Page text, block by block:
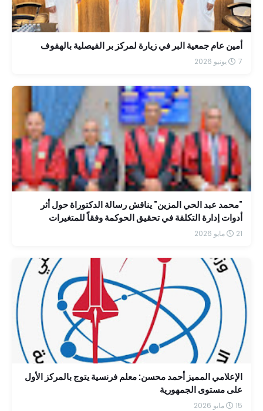
أمين عام جمعية البر في زيارة لمركز بر الفيصلية بالهفوف
7 يونيو 2026
"محمد عبد الحي المزين" يناقش رسالة الدكتوراة حول أثر
أدوات إدارة التكلفة في تحقيق الحوكمة وفقاً للمتغيرات
الضريبية الحديثة
21 مايو 2026
الإعلامي المميز أحمد محسن: معلم فرنسية يتوج بالمركز الأول
على مستوى الجمهورية
15 مايو 2026